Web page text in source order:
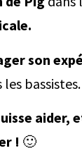
son
bassistes.
aider,
! 🙂